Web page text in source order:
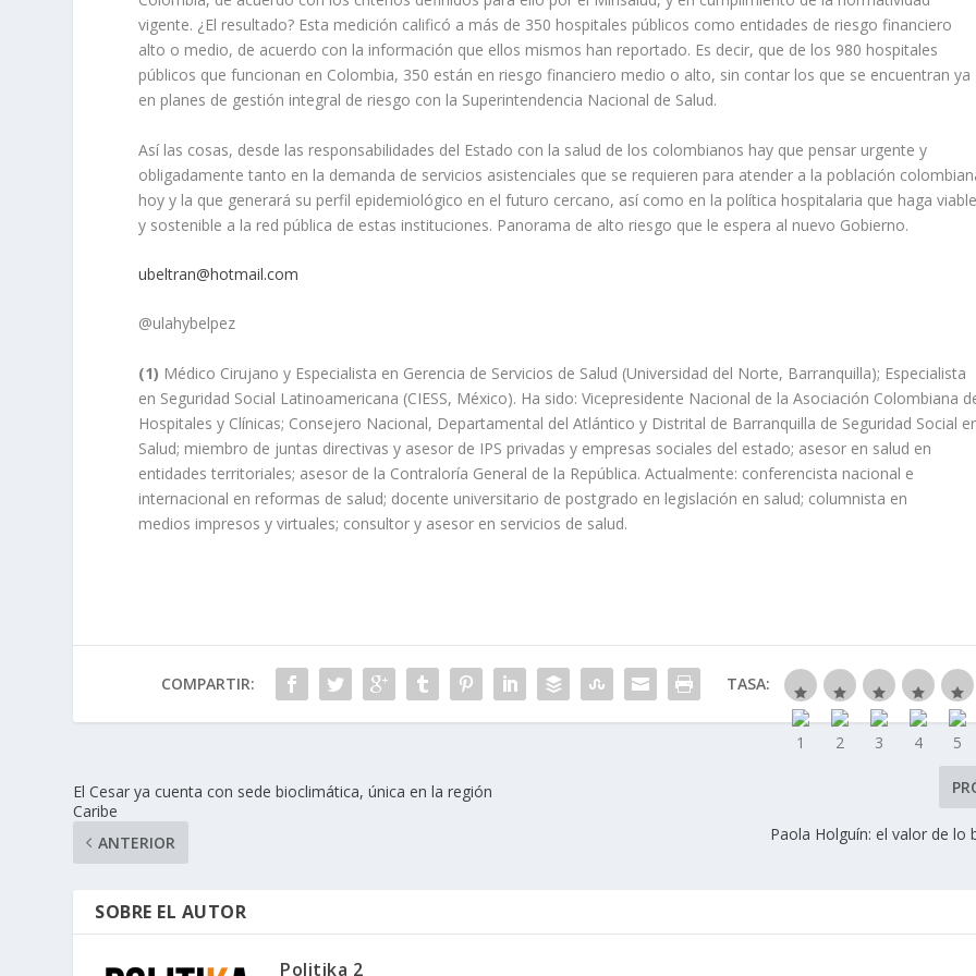
vigente. ¿El resultado? Esta medición calificó a más de 350 hospitales públicos como entidades de riesgo financiero
alto o medio, de acuerdo con la información que ellos mismos han reportado. Es decir, que de los 980 hospitales
públicos que funcionan en Colombia, 350 están en riesgo financiero medio o alto, sin contar los que se encuentran ya
en planes de gestión integral de riesgo con la Superintendencia Nacional de Salud.
Así las cosas, desde las responsabilidades del Estado con la salud de los colombianos hay que pensar urgente y
obligadamente tanto en la demanda de servicios asistenciales que se requieren para atender a la población
hoy y la que generará su perfil epidemiológico en el futuro cercano, así como en la política hospitalaria que haga viable
y sostenible a la red pública de estas instituciones. Panorama de alto riesgo que le espera al nuevo Gobierno.
ubeltran@hotmail.com
@ulahybelpez
(1) Médico Cirujano y Especialista en Gerencia de Servicios de Salud (Universidad del Norte, Barranquilla); Especialista
en Seguridad Social Latinoamericana (CIESS, México). Ha sido: Vicepresidente Nacional de la Asociación Colombiana
Hospitales y Clínicas; Consejero Nacional, Departamental del Atlántico y Distrital de Barranquilla de Seguridad Social
Salud; miembro de juntas directivas y asesor de IPS privadas y empresas sociales del estado; asesor en salud en
entidades territoriales; asesor de la Contraloría General de la República. Actualmente: conferencista nacional e
internacional en reformas de salud; docente universitario de postgrado en legislación en salud; columnista en
medios impresos y virtuales; consultor y asesor en servicios de salud.
COMPARTIR: TASA:
El Cesar ya cuenta con sede bioclimática, única en la región
Caribe
ANTERIOR
Paola Holguín: el valor de lo
SOBRE EL AUTOR
Politika 2